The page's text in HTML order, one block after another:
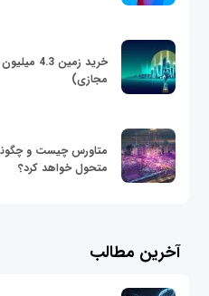
خرید
مجازی)
متاورس چیست و
متحول خواهد کرد؟
آخرین مطالب